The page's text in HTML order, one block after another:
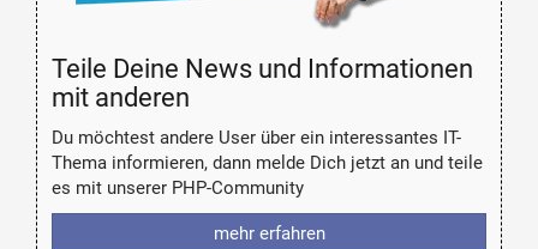
Teile Deine News und Informationen
mit anderen
Du möchtest andere User über ein interessantes IT-
Thema informieren, dann melde Dich jetzt an und teile
es mit unserer PHP-Community
mehr erfahren